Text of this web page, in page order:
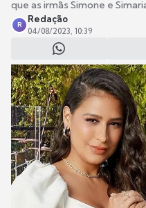
que as irmãs Simone e
R
Redação
04/08/2023, 10:39